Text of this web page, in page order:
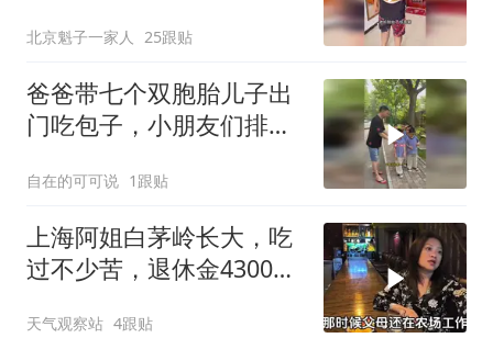
北京魁子一家人 25跟贴
爸爸带七个双胞胎儿子出
门吃包子，小朋友们排队
自在的可可说 1跟贴
上海阿姐白茅岭长大，吃
过不少苦，退休金4300
天气观察站 4跟贴